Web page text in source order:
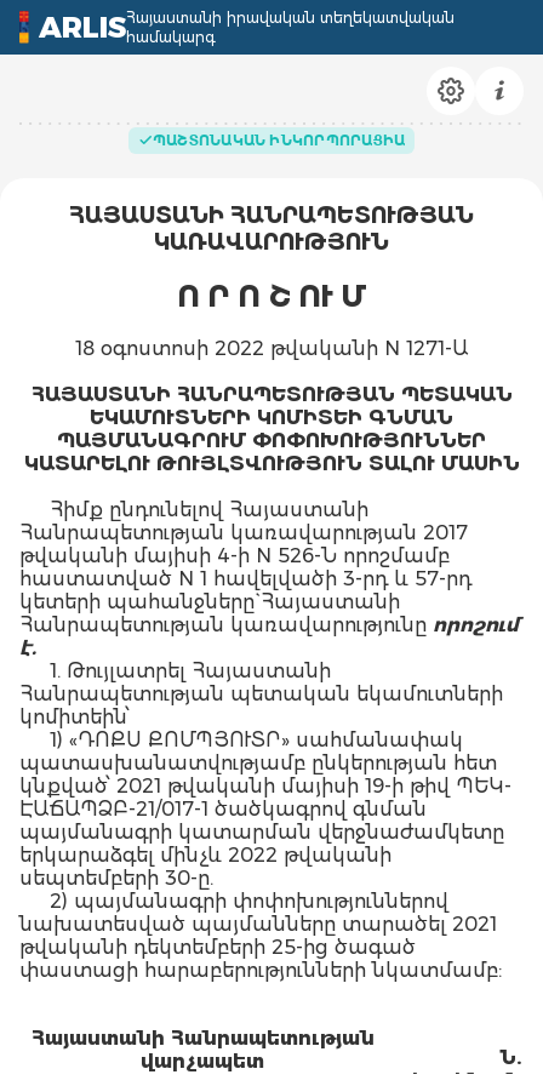
ARLISՀայաստանի իրավական տեղեկատվական
համակարգ
ՊԱՇՏՈՆԱԿԱՆ ԻՆԿՈՐՊՈՐԱՑԻԱ
ՀԱՅԱՍՏԱՆԻ ՀԱՆՐԱՊԵՏՈՒԹՅԱՆ
ԿԱՌԱՎԱՐՈՒԹՅՈՒՆ
Ո Ր Ո Շ ՈՒ Մ
18 օգոստոսի 2022 թվականի N 1271-Ա
ՀԱՅԱՍՏԱՆԻ ՀԱՆՐԱՊԵՏՈՒԹՅԱՆ ՊԵՏԱԿԱՆ
ԵԿԱՄՈՒՏՆԵՐԻ ԿՈՄԻՏԵԻ ԳՆՄԱՆ
ՊԱՅՄԱՆԱԳՐՈՒՄ ՓՈՓՈԽՈՒԹՅՈՒՆՆԵՐ
ԿԱՏԱՐԵԼՈՒ ԹՈՒՅԼՏՎՈՒԹՅՈՒՆ ՏԱԼՈՒ ՄԱՍԻՆ
Հիմք ընդունելով Հայաստանի
Հանրապետության կառավարության 2017
թվականի մայիսի 4-ի N 526-Ն որոշմամբ
հաստատված N 1 հավելվածի 3-րդ և 57-րդ
կետերի պահանջները` Հայաստանի
Հանրապետության կառավարությունը որոշում
է.
1. Թույլատրել Հայաստանի
Հանրապետության պետական եկամուտների
կոմիտեին՝
1) «ԴՈՔՍ ՔՈՄՊՅՈՒՏՐ» սահմանափակ
պատասխանատվությամբ ընկերության հետ
կնքված՝ 2021 թվականի մայիսի 19-ի թիվ ՊԵԿ-
ԷԱՃԱՊՁԲ-21/017-1 ծածկագրով գնման
պայմանագրի կատարման վերջնաժամկետը
երկարաձգել մինչև 2022 թվականի
սեպտեմբերի 30-ը.
2) պայմանագրի փոփոխություններով
նախատեսված պայմանները տարածել 2021
թվականի դեկտեմբերի 25-ից ծագած
փաստացի հարաբերությունների նկատմամբ:
Հայաստանի Հանրապետության
վարչապետ
Ն.
Փ
աշինյան